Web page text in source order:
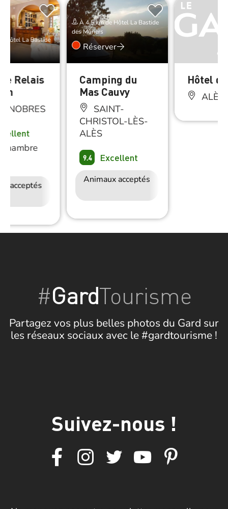
Hôtel La Bastide
Relais
acceptés
Accès Internet
À 4.5 km de Hôtel La Bastide
des Mûriers
Réserver
Camping du
Mas Cauvy
SAINT-
CHRISTOL-LÈS-
ALÈS
9.4 Excellent
Animaux acceptés
Hôtel
ALÈS
#GardTourisme
Partagez vos plus belles photos du Gard sur
les réseaux sociaux avec le #gardtourisme !
Suivez-nous !